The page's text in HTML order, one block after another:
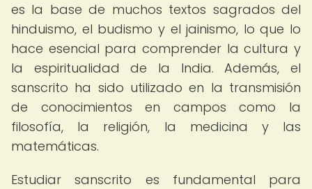
es la base de muchos textos sagrados del
hinduismo, el budismo y el jainismo, lo que lo
hace esencial para comprender la cultura y
la espiritualidad de la India. Además, el
sanscrito ha sido utilizado en la transmisión
de conocimientos en campos como la
filosofía, la religión, la medicina y las
matemáticas.
Estudiar sanscrito es fundamental para